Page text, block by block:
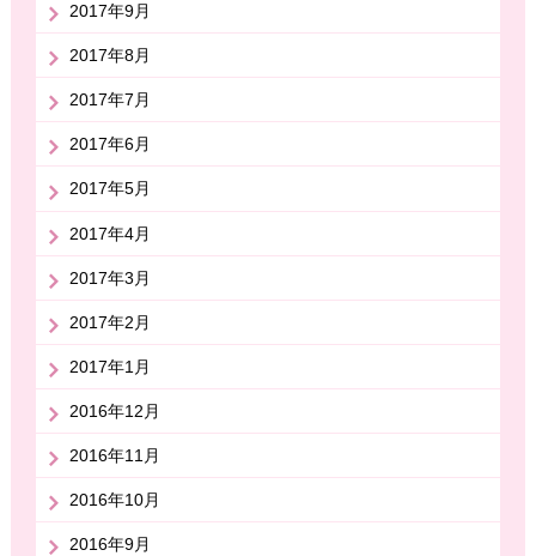
2017年9月
2017年8月
2017年7月
2017年6月
2017年5月
2017年4月
2017年3月
2017年2月
2017年1月
2016年12月
2016年11月
2016年10月
2016年9月